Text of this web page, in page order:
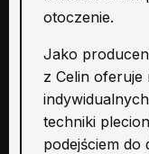
otoczenie.
Jako
z Celin oferuje
techniki
podejściem do